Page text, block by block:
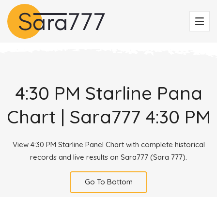
4:30 PM Starline Pana
Chart | Sara777 4:30 PM
View 4:30 PM Starline Panel Chart with complete historical
records and live results on Sara777 (Sara 777).
Go To Bottom